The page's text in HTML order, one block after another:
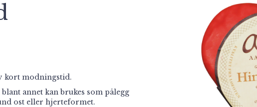
kort modningstid.
annet kan brukes som pålegg
ost eller hjerteformet.